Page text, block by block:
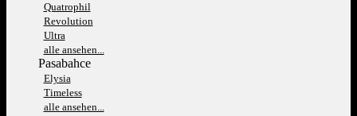
Quatrophil
Revolution
Ultra
alle ansehen...
Pasabahce
Elysia
Timeless
alle ansehen...